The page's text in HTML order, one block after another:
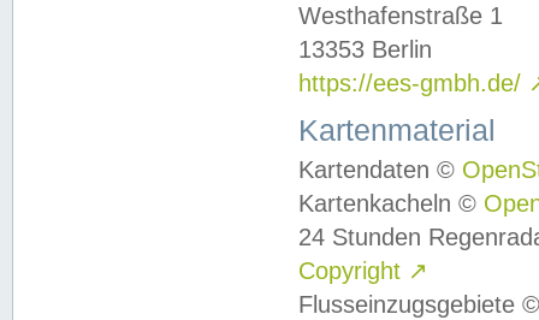
Westhafenstraße 1
13353 Berlin
https://ees-gmbh.de/
Kartenmaterial
Kartendaten ©
Kartenkacheln ©
24 Stunden
Copyright ↗
Flusseinzugsgebiete